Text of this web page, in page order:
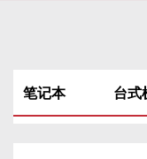
笔记本 台式